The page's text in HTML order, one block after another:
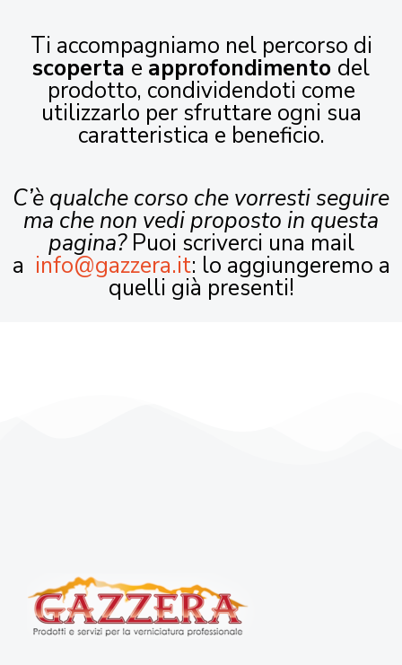
Ti accompagniamo nel percorso di
scoperta e approfondimento del
prodotto, condividendoti come
utilizzarlo per sfruttare ogni sua
caratteristica e beneficio.
C’è qualche corso che vorresti seguire
ma che non vedi proposto in questa
pagina?Puoi scriverci una mail
a info@gazzera.it: lo aggiungeremo a
quelli già presenti!